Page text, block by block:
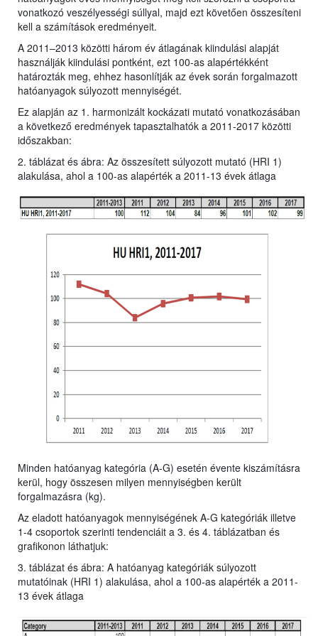
vonatkozó veszélyességi súllyal, majd ezt követően összesíteni
kell a számítások eredményeit.
A 2011–2013 közötti három év átlagának kiindulási alapját
használják kiindulási pontként, ezt 100-as alapértékként
határozták meg, ehhez hasonlítják az évek során forgalmazott
hatóanyagok súlyozott mennyiségét.
Ez alapján az 1. harmonizált kockázati mutató vonatkozásában
a következő eredmények tapasztalhatók a 2011-2017 közötti
időszakban:
2. táblázat és ábra: Az összesített súlyozott mutató (HRI 1)
alakulása, ahol a 100-as alapérték a 2011-13 évek átlaga
Minden hatóanyag kategória (A-G) esetén évente kiszámításra
kerül, hogy összesen milyen mennyiségben került
forgalmazásra (kg).
Az eladott hatóanyagok mennyiségének A-G kategóriák illetve
1-4 csoportok szerinti tendenciáit a 3. és 4. táblázatban és
grafikonon láthatjuk:
3. táblázat és ábra: A hatóanyag kategóriák súlyozott
mutatóinak (HRI 1) alakulása, ahol a 100-as alapérték a 2011-
13 évek átlaga